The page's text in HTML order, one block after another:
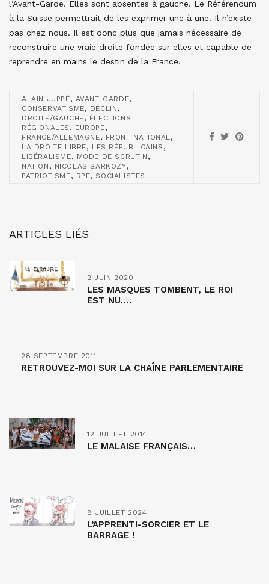
l’Avant-Garde. Elles sont absentes à gauche. Le Référendum
à la Suisse permettrait de les exprimer une à une. Il n’existe
pas chez nous. Il est donc plus que jamais nécessaire de
reconstruire une vraie droite fondée sur elles et capable de
reprendre en mains le destin de la France.
ALAIN JUPPÉ, AVANT-GARDE,
CONSERVATISME, DÉCLIN,
DROITE/GAUCHE, ÉLECTIONS
RÉGIONALES , EUROPE,
FRANCE/ALLEMAGNE, FRONT NATIONAL,
LA DROITE LIBRE, LES RÉPUBLICAINS ,
LIBÉRALISME, MODE DE SCRUTIN ,
NATION , NICOLAS SARKOZY,
PATRIOTISME, RPF, SOCIALISTES
ARTICLES LIÉS
2 JUIN 2020
LES MASQUES TOMBENT, LE ROI
EST NU….
28 SEPTEMBRE 2011
RETROUVEZ-MOI SUR LA CHAÎNE PARLEMENTAIRE
12 JUILLET 2014
LE MALAISE FRANÇAIS…
8 JUILLET 2024
L’APPRENTI-SORCIER ET LE
BARRAGE !